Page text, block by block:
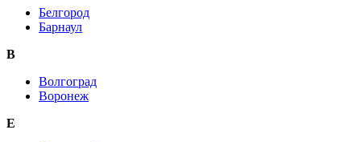
Белгород
Барнаул
В
Волгоград
Воронеж
E